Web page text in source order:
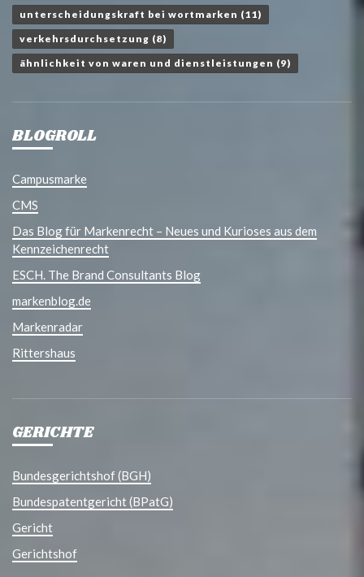
unterscheidungskraft bei wortmarken (11)
verkehrsdurchsetzung (8)
ähnlichkeit von waren und dienstleistungen (9)
BLOGROLL
Campusmarke
CMS
Das Blog für Markenrecht – Neues und Kurioses aus dem
Kennzeichenrecht
ESCH. The Brand Consultants Blog
markenblog.de
Markenradar
Rittershaus
GERICHTE
Bundesgerichtshof (BGH)
Bundespatentgericht (BPatG)
Gericht
Gerichtshof